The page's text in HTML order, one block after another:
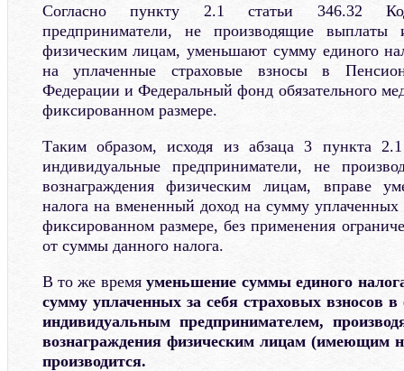
Согласно пункту 2.1 статьи 346.32
предприниматели, не производящие выплаты
физическим лицам, уменьшают сумму единого
на уплаченные страховые взносы в
Федерации и Федеральный фонд обязательного
фиксированном размере.
Таким образом, исходя из абзаца 3 пункта
индивидуальные предприниматели, не
вознаграждения физическим лицам, вправе
налога на вмененный доход на сумму
фиксированном размере, без применения
от суммы данного налога.
В то же времяуменьшение суммы единого
сумму уплаченных за себя страховых взносов
индивидуальным предпринимателем,
вознаграждения физическим лицам (имеющим
производится.